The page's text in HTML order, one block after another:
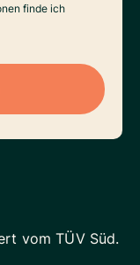
finde ich
vom TÜV Süd.